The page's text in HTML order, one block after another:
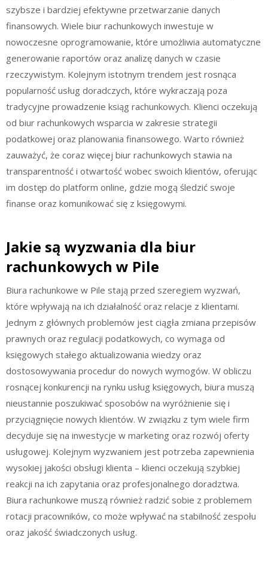
szybsze i bardziej efektywne przetwarzanie danych
finansowych. Wiele biur rachunkowych inwestuje w
nowoczesne oprogramowanie, które umożliwia automatyczne
generowanie raportów oraz analizę danych w czasie
rzeczywistym. Kolejnym istotnym trendem jest rosnąca
popularność usług doradczych, które wykraczają poza
tradycyjne prowadzenie ksiąg rachunkowych. Klienci oczekują
od biur rachunkowych wsparcia w zakresie strategii
podatkowej oraz planowania finansowego. Warto również
zauważyć, że coraz więcej biur rachunkowych stawia na
transparentność i otwartość wobec swoich klientów, oferując
im dostęp do platform online, gdzie mogą śledzić swoje
finanse oraz komunikować się z księgowymi.
Jakie są wyzwania dla biur
rachunkowych w Pile
Biura rachunkowe w Pile stają przed szeregiem wyzwań,
które wpływają na ich działalność oraz relacje z klientami.
Jednym z głównych problemów jest ciągła zmiana przepisów
prawnych oraz regulacji podatkowych, co wymaga od
księgowych stałego aktualizowania wiedzy oraz
dostosowywania procedur do nowych wymogów. W obliczu
rosnącej konkurencji na rynku usług księgowych, biura muszą
nieustannie poszukiwać sposobów na wyróżnienie się i
przyciągnięcie nowych klientów. W związku z tym wiele firm
decyduje się na inwestycje w marketing oraz rozwój oferty
usługowej. Kolejnym wyzwaniem jest potrzeba zapewnienia
wysokiej jakości obsługi klienta – klienci oczekują szybkiej
reakcji na ich zapytania oraz profesjonalnego doradztwa.
Biura rachunkowe muszą również radzić sobie z problemem
rotacji pracowników, co może wpływać na stabilność zespołu
oraz jakość świadczonych usług.